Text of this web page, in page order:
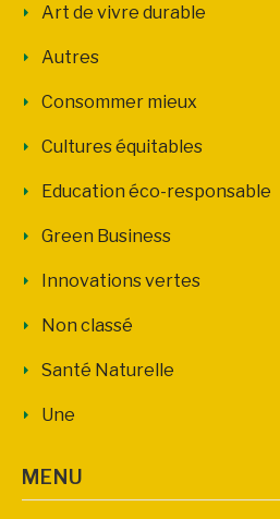
Art de vivre durable
Autres
Consommer mieux
Cultures équitables
Education éco-responsable
Green Business
Innovations vertes
Non classé
Santé Naturelle
Une
MENU